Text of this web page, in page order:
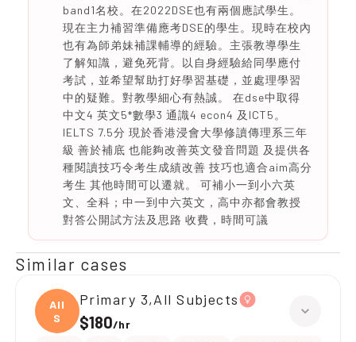
band1名校。在2022DSE也有兩個應試學生。
現在主力補習準備應考DSE的學生。現時在校內
也有為師弟妹補課輔導的經驗。主張教導學生
了解知識，避免死背。以自身經驗給同學應付
考試，並希望幫助打好學習基礎，並處理學習
中的疑難。對教學細心有熱誠。 在dse中取得
中文4 英文5*數學3 通識4 econ4 及ICT5。
IELTS 7.5分 現於香港浸會大學修讀傳理系三年
級 善於補底 也能夠改善英文發音問題 及提供各
種閱讀技巧令考生成績改善 技巧也適合aim高分
考生 其他時間可以遷就。 可補小一到小六英
文、全科；中一到中六英文，高中亦都會教授
對答公開試方法及思路 收費，時間可議
Similar cases
All
S
Primary 3,All Subjects
$180/hr